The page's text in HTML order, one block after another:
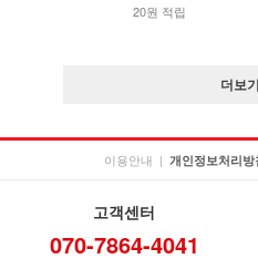
20원 적립
더보
이용안내 | 개인정보처리방
고객센터
070-7864-4041